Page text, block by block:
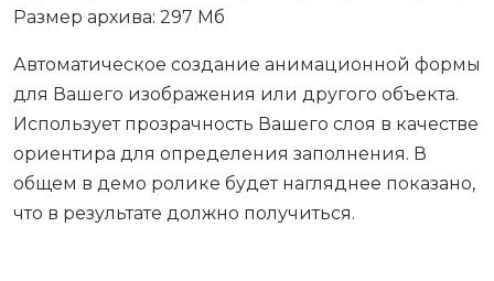
Размер архива: 297 Мб
Автоматическое создание анимационной формы
для Вашего изображения или другого объекта.
Использует прозрачность Вашего слоя в качестве
ориентира для определения заполнения. В
общем в демо ролике будет нагляднее показано,
что в результате должно получиться.